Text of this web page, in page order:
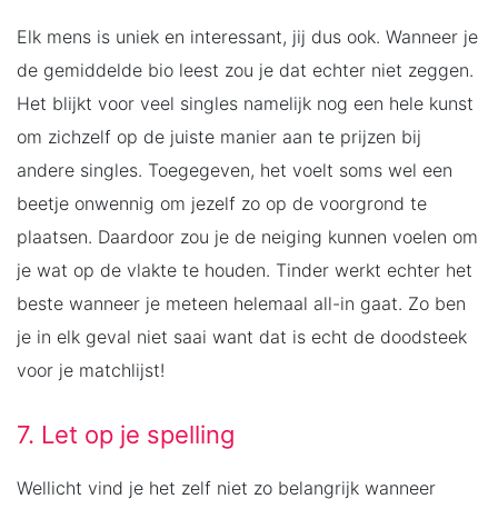
Elk mens is uniek en interessant, jij dus ook. Wanneer je
de gemiddelde bio leest zou je dat echter niet zeggen.
Het blijkt voor veel singles namelijk nog een hele kunst
om zichzelf op de juiste manier aan te prijzen bij
andere singles. Toegegeven, het voelt soms wel een
beetje onwennig om jezelf zo op de voorgrond te
plaatsen. Daardoor zou je de neiging kunnen voelen om
je wat op de vlakte te houden. Tinder werkt echter het
beste wanneer je meteen helemaal all-in gaat. Zo ben
je in elk geval niet saai want dat is echt de doodsteek
voor je matchlijst!
7. Let op je spelling
Wellicht vind je het zelf niet zo belangrijk wanneer